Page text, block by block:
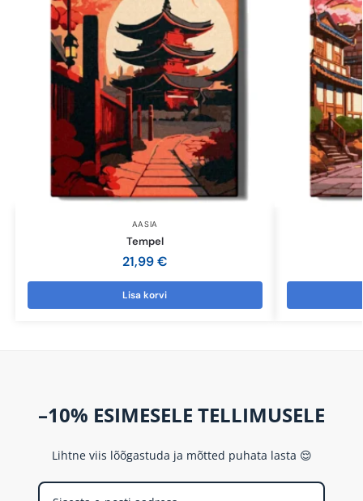
AASIA
Tempel
21,99€
Lisa korvi
–10% ESIMESELE TELLIMUSELE
Lihtne viis lõõgastuda ja mõtted puhata lasta 😌